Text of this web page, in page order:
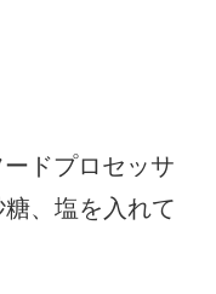
ドプロセッサ
、塩を入れて